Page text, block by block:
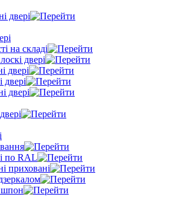
двері
на складі
двері
двері
двері
двері
по RAL
приховані